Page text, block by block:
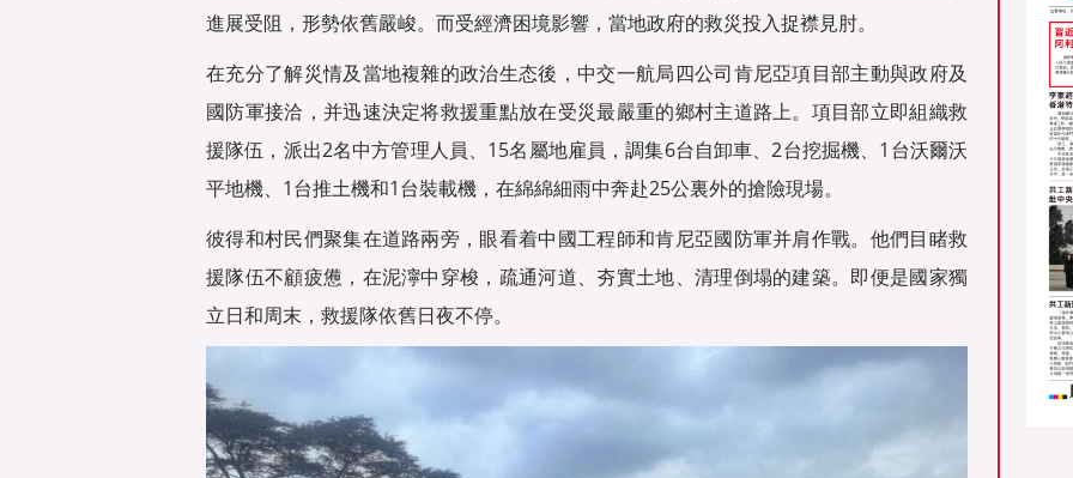
進展受阻，形勢依舊嚴峻。而受經濟困境影響，當地政府的救災投入捉襟見肘。
在充分了解災情及當地複雜的政治生态後，中交一航局四公司肯尼亞項目部主動與政府及
國防軍接洽，并迅速決定将救援重點放在受災最嚴重的鄉村主道路上。項目部立即組織救
援隊伍，派出2名中方管理人員、15名屬地雇員，調集6台自卸車、2台挖掘機、1台沃爾沃
平地機、1台推土機和1台裝載機，在綿綿細雨中奔赴25公裏外的搶險現場。
彼得和村民們聚集在道路兩旁，眼看着中國工程師和肯尼亞國防軍并肩作戰。他們目睹救
援隊伍不顧疲憊，在泥濘中穿梭，疏通河道、夯實土地、清理倒塌的建築。即便是國家獨
立日和周末，救援隊依舊日夜不停。